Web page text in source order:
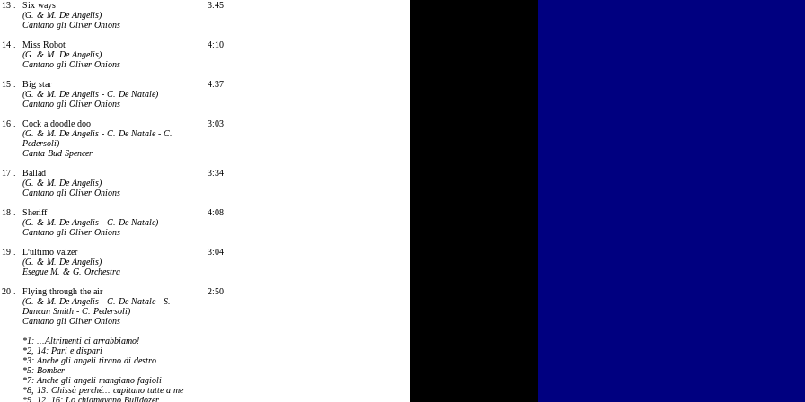
13 .
14 .
15 .
16 .
17 .
18 .
19 .
20 .
Six ways
(G. & M. De Angelis)
Cantano gli Oliver Onions
Miss Robot
(G. & M. De Angelis)
Cantano gli Oliver Onions
Big star
(G. & M. De Angelis - C. De Natale)
Cantano gli Oliver Onions
Cock a doodle doo
(G. & M. De Angelis - C. De Natale - C.
Pedersoli)
Canta Bud Spencer
Ballad
(G. & M. De Angelis)
Cantano gli Oliver Onions
Sheriff
(G. & M. De Angelis - C. De Natale)
Cantano gli Oliver Onions
L'ultimo valzer
(G. & M. De Angelis)
Esegue M. & G. Orchestra
Flying through the air
(G. & M. De Angelis - C. De Natale - S.
Duncan Smith - C. Pedersoli)
Cantano gli Oliver Onions
*1: ...Altrimenti ci arrabbiamo!
*2, 14: Pari e dispari
*3: Anche gli angeli tirano di destro
*5: Bomber
*7: Anche gli angeli mangiano fagioli
*8, 13: Chissà perché... capitano tutte a me
*9, 12, 16: Lo chiamavano Bulldozer
3:45
4:10
4:37
3:03
3:34
4:08
3:04
2:50